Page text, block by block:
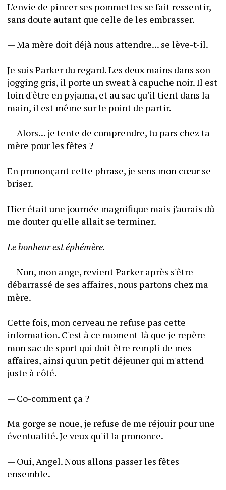
L'envie de pincer ses pommettes se fait ressentir,
sans doute autant que celle de les embrasser.
— Ma mère doit déjà nous attendre... se lève-t-il.
Je suis Parker du regard. Les deux mains dans son
jogging gris, il porte un sweat à capuche noir. Il est
loin d'être en pyjama, et au sac qu'il tient dans la
main, il est même sur le point de partir.
— Alors... je tente de comprendre, tu pars chez ta
mère pour les fêtes ?
En prononçant cette phrase, je sens mon cœur se
briser.
Hier était une journée magnifique mais j'aurais dû
me douter qu'elle allait se terminer.
Le bonheur est éphémère.
— Non, mon ange, revient Parker après s'être
débarrassé de ses affaires, nous partons chez ma
mère.
Cette fois, mon cerveau ne refuse pas cette
information. C'est à ce moment-là que je repère
mon sac de sport qui doit être rempli de mes
affaires, ainsi qu'un petit déjeuner qui m'attend
juste à côté.
— Co-comment ça ?
Ma gorge se noue, je refuse de me réjouir pour une
éventualité. Je veux qu'il la prononce.
— Oui, Angel. Nous allons passer les fêtes
ensemble.